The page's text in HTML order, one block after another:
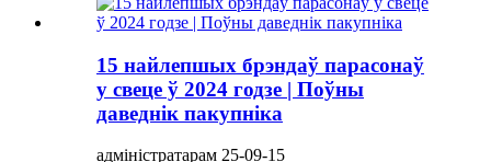
15 найлепшых брэндаў парасонаў
у свеце ў 2024 годзе | Поўны
даведнік пакупніка
адміністратарам 25-09-15